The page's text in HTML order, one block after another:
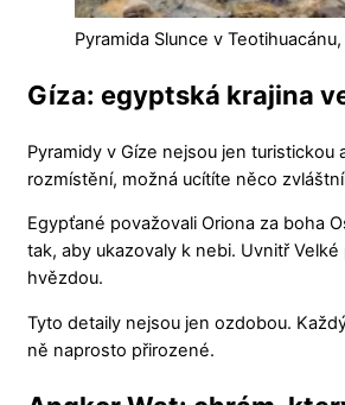
Pyramida Slunce v
Gíza: egyptská krajina
Pyramidy v Gíze nejsou jen
rozmístění, možná ucítíte něco
Egypťané považovali Oriona za boha
tak, aby ukazovaly k nebi. Uvnitř
hvězdou.
Tyto detaily nejsou jen ozdobou.
ně naprosto přirozené.